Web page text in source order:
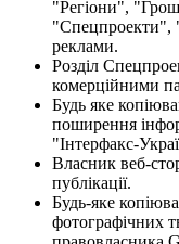
"Регіони",
"Спецпроекти",
реклами.
Розділ
комерційними
Будь яке
поширення
"Інтерфакс-
Власник веб-
публікації.
Будь-яке
фотографічних